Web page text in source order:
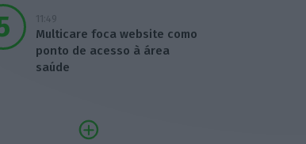
11:49
Multicare foca website como
ponto de acesso à área
saúde